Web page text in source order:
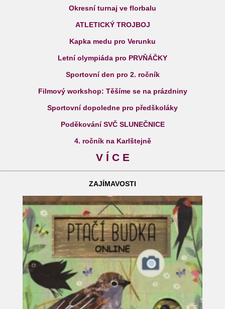
Okresní turnaj ve florbalu
ATLETICKÝ TROJBOJ
Kapka medu pro Verunku
Letní olympiáda pro PRVŇÁČKY
Sportovní den pro 2. ročník
Filmový workshop: Těšíme se na prázdniny
Sportovní dopoledne pro předškoláky
Poděkování SVČ SLUNEČNICE
4. ročník na Karlštejně
V Í C E
ZAJÍMAVOSTI